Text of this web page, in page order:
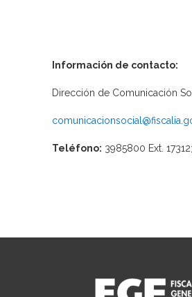
Información de contacto:
Dirección de Comunicación
Teléfono: 3985800 Ext.